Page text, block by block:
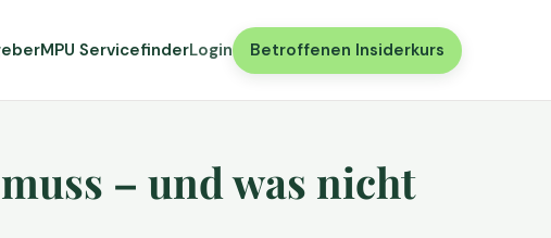
MPU ServicefinderLogin Betroffenen Insiderkurs
– und was nicht